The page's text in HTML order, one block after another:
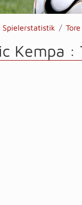
Spielerstatistik Tore
Kempa :